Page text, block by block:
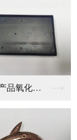
LED压铸件